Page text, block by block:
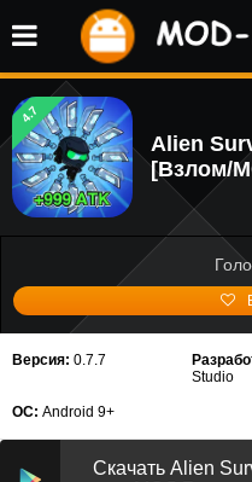
4.7
Alien
[Взлом/
Версия: 0.7.7
Studio
ОС: Android 9+
Скачать Alien